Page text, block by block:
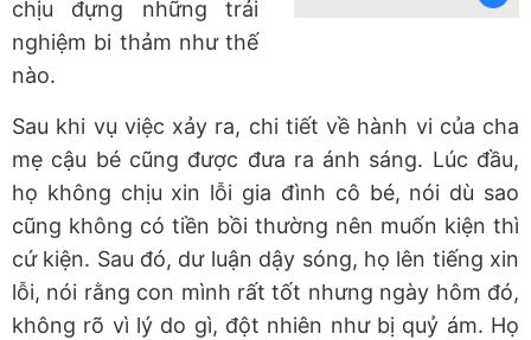
chịu đựng những trải
nghiệm bi thảm như thế
nào.
Sau khi vụ việc xảy ra, chi tiết về hành vi của cha
mẹ cậu bé cũng được đưa ra ánh sáng. Lúc đầu,
họ không chịu xin lỗi gia đình cô bé, nói dù sao
cũng không có tiền bồi thường nên muốn kiện thì
cứ kiện. Sau đó, dư luận dậy sóng, họ lên tiếng xin
lỗi, nói rằng con mình rất tốt nhưng ngày hôm đó,
không rõ vì lý do gì, đột nhiên như bị quỷ ám. Họ